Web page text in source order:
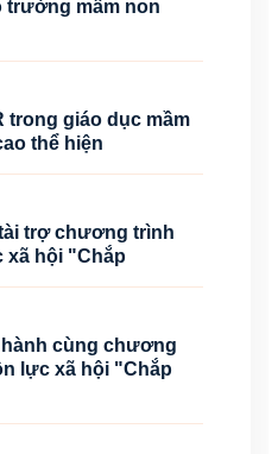
trường mầm non
trong giáo dục mầm
thể hiện
trợ chương trình
xã hội "Chắp
cùng chương
lực xã hội "Chắp